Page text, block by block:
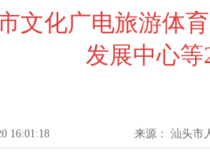
文化广电旅游体
发展中心
16:01:18 来源： 汕头市